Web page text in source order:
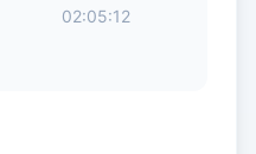
02:05:12